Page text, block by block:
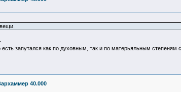
запутался как по духовным, так и по матерьяльным
40.000